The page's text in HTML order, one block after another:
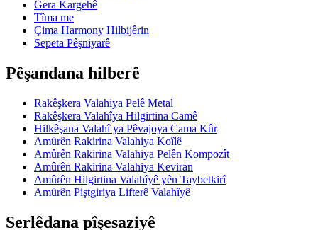
Gera Kargehê
Tîma me
Çima Harmony Hilbijêrin
Sepeta Pêşniyarê
Pêşandana hilberê
Rakêşkera Valahiya Pelê Metal
Rakêşkera Valahîya Hilgirtina Camê
Hilkêşana Valahî ya Pêvajoya Cama Kûr
Amûrên Rakirina Valahiya Koîlê
Amûrên Rakirina Valahiya Pelên Kompozît
Amûrên Rakirina Valahiya Keviran
Amûrên Hilgirtina Valahîyê yên Taybetkirî
Amûrên Piştgiriya Lifterê Valahîyê
Serlêdana pîşesaziyê